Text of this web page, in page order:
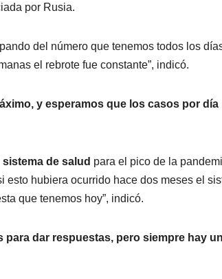
por Rusia.
del número que tenemos todos los
el rebrote fue constante”, indicó.
y esperamos que los casos por día
de salud para el pico de la
esto hubiera ocurrido hace dos meses el
que tenemos hoy”, indicó.
para dar respuestas, pero siempre hay un